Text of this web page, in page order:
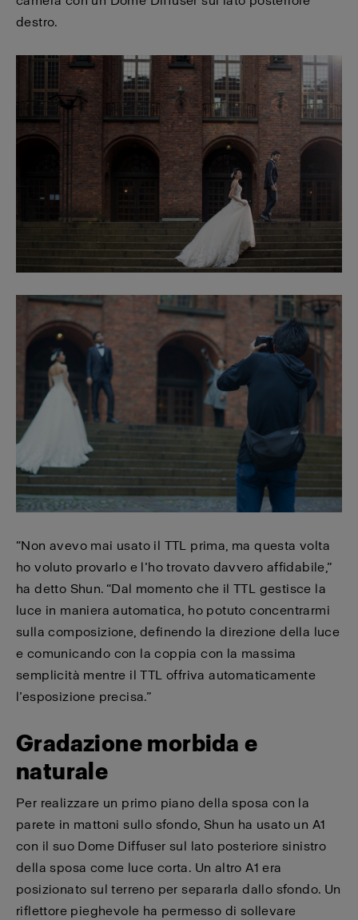
destro.
“Non avevo mai usato il TTL prima, ma questa volta
ho voluto provarlo e l’ho trovato davvero affidabile,”
ha detto Shun. “Dal momento che il TTL gestisce la
luce in maniera automatica, ho potuto concentrarmi
sulla composizione, definendo la direzione della luce
e comunicando con la coppia con la massima
semplicità mentre il TTL offriva automaticamente
l’esposizione precisa.”
Gradazione morbida e
naturale
Per realizzare un primo piano della sposa con la
parete in mattoni sullo sfondo, Shun ha usato un A1
con il suo Dome Diffuser sul lato posteriore sinistro
della sposa come luce corta. Un altro A1 era
posizionato sul terreno per separarla dallo sfondo. Un
riflettore pieghevole ha permesso di sollevare